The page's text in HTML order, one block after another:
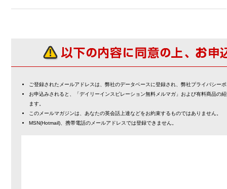
ご登録されたメールアドレスは、弊社のデータベースに登録され、弊社プライバシー
お申込みされると、「デイリーインスピレーション無料メルマガ」および有料商品の
ます。
このメールマガジンは、あなたの英会話上達などをお約束するものではありません。
MSN(Hotmail)、携帯電話のメールアドレスでは登録できません。